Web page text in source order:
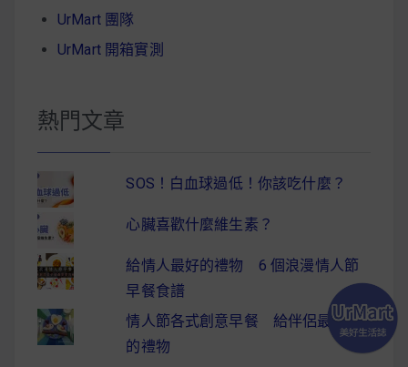
UrMart 團隊
UrMart 開箱實測
熱門文章
SOS！白血球過低！你該吃什麼？
心臟喜歡什麼維生素？
給情人最好的禮物 6 個浪漫情人節
早餐食譜
情人節各式創意早餐 給伴侶最驚喜
的禮物